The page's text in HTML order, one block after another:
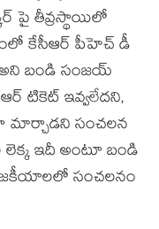
పై తీవ్రస్థాయిలో
కేసీఆర్ పీహెచ్ డీ
బండి సంజయ్
టికెట్ ఇవ్వలేదని,
మార్చాడని సంచలన
లెక్క ఇదీ అంటూ బండి
సంచలనం